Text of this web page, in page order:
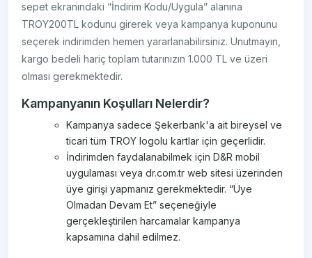
sepet ekranındaki “İndirim Kodu/Uygula” alanına
TROY200TL kodunu girerek veya kampanya kuponunu
seçerek indirimden hemen yararlanabilirsiniz. Unutmayın,
kargo bedeli hariç toplam tutarınızın 1.000 TL ve üzeri
olması gerekmektedir.
Kampanyanın Koşulları Nelerdir?
Kampanya sadece Şekerbank'a ait bireysel ve
ticari tüm TROY logolu kartlar için geçerlidir.
İndirimden faydalanabilmek için D&R mobil
uygulaması veya dr.com.tr web sitesi üzerinden
üye girişi yapmanız gerekmektedir. “Üye
Olmadan Devam Et” seçeneğiyle
gerçekleştirilen harcamalar kampanya
kapsamına dahil edilmez.